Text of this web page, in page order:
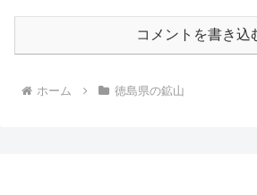
コメントを書き込
ホーム 徳島県の鉱山